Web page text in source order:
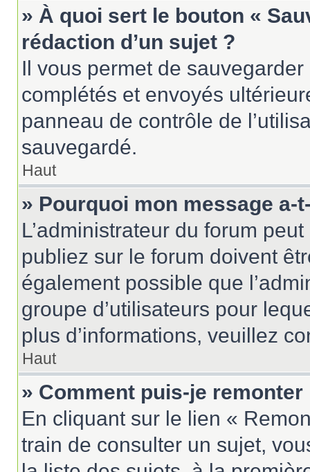
» À quoi sert le bouton «
rédaction d’un sujet ?
Il vous permet de
complétés et envoyés
panneau de contrôle de
sauvegardé.
Haut
» Pourquoi mon message a-
L’administrateur du forum
publiez sur le forum doivent
également possible que
groupe d’utilisateurs pour
plus d’informations, veuillez
Haut
» Comment puis-je
En cliquant sur le lien «
train de consulter un sujet,